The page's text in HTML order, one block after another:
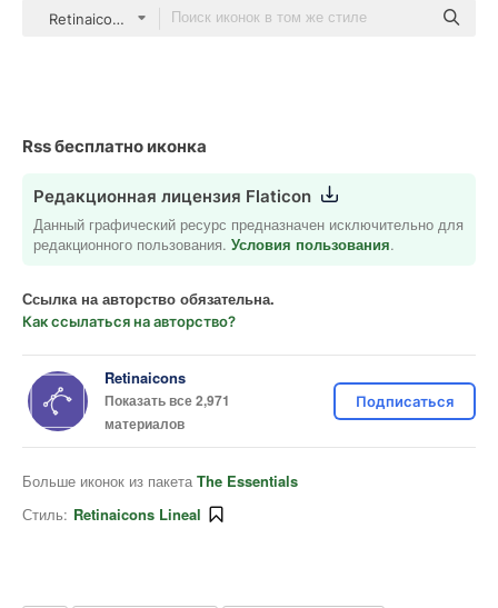
Retinaicons Lineal
Rss бесплатно иконка
Редакционная лицензия Flaticon
Данный графический ресурс предназначен исключительно для
редакционного пользования. Условия пользования.
Ссылка на авторство обязательна.
Как ссылаться на авторство?
Retinaicons
Показать все 2,971
материалов
Подписаться
Больше иконок из пакета The Essentials
Стиль: Retinaicons Lineal